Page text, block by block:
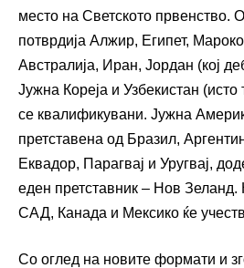
место на Светското првенство.
потврдија Алжир, Египет,
Австралија, Иран, Јордан (кој
Јужна Кореја и Узбекистан (исто
се квалификувани. Јужна
претставена од Бразил,
Еквадор, Парагвај и Уругвај,
еден претставник – Нов Зеланд.
САД, Канада и Мексико ќе
Со оглед на новите формати и